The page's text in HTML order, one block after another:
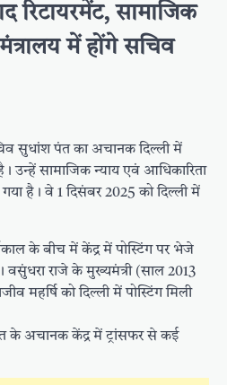
रिटायरमेंट, सामाजिक
में होंगे सचिव
सुधांश पंत का अचानक दिल्ली में
उन्हें सामाजिक न्याय एवं आधिकारिता
है। वे 1 दिसंबर 2025 को दिल्ली में
के बीच में केंद्र में पोस्टिंग पर भेजे
राजे के मुख्यमंत्री (साल 2013
महर्षि को दिल्ली में पोस्टिंग मिली
के अचानक केंद्र में ट्रांसफर से कई